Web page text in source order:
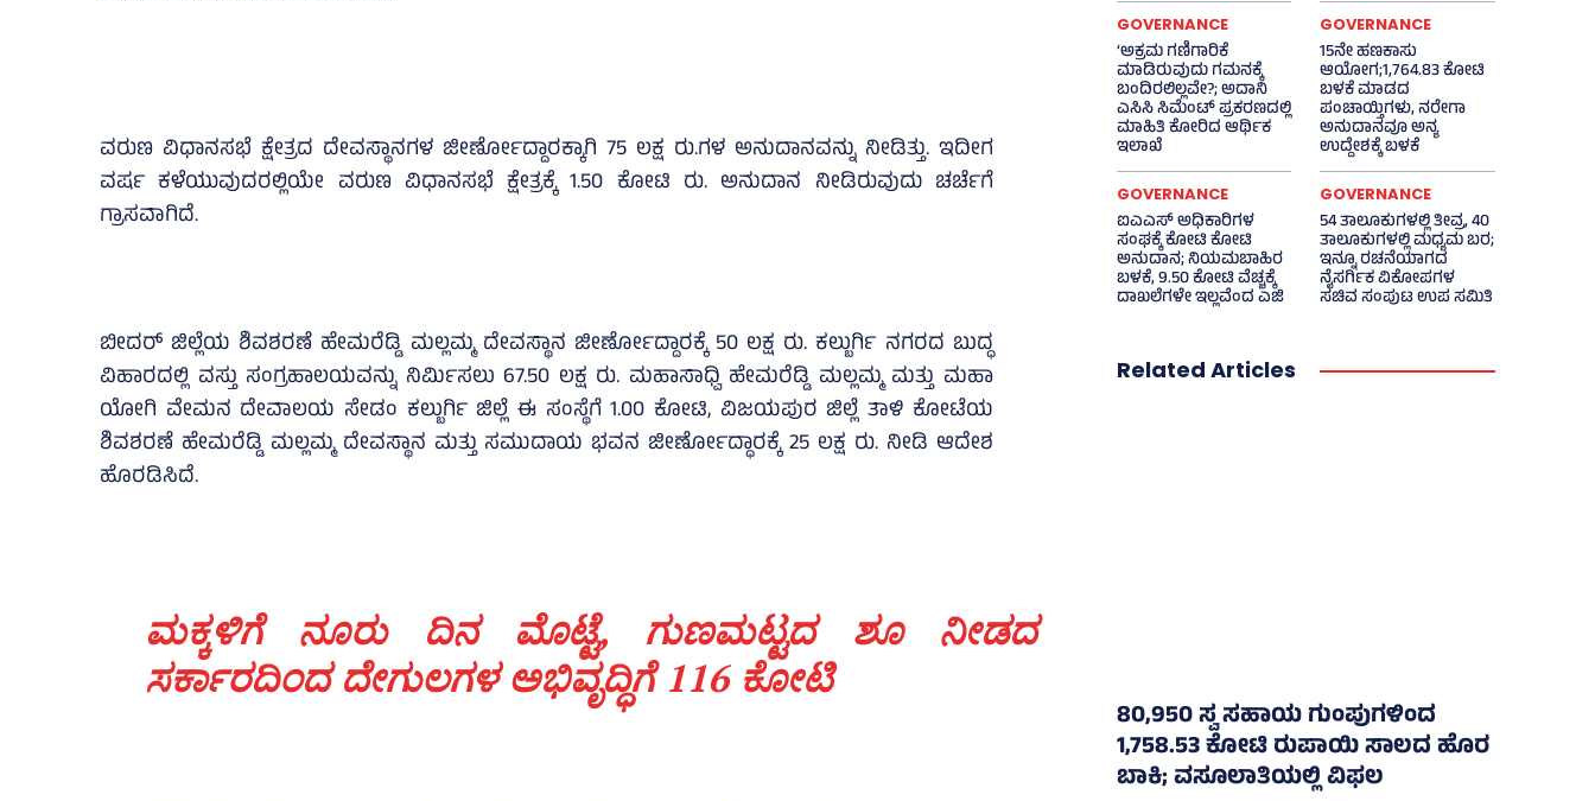
ವರುಣ ವಿಧಾನಸಭೆ ಕ್ಷೇತ್ರದ ದೇವಸ್ಥಾನಗಳ ಜೀರ್ಣೋದ್ದಾರಕ್ಕಾಗಿ 75 ಲಕ್ಷ ರು.ಗಳ ಅನುದಾನವನ್ನು ನೀಡಿತ್ತು. ಇದೀಗ
ವರ್ಷ ಕಳೆಯುವುದರಲ್ಲಿಯೇ ವರುಣ ವಿಧಾನಸಭೆ ಕ್ಷೇತ್ರಕ್ಕೆ 1.50 ಕೋಟಿ ರು. ಅನುದಾನ ನೀಡಿರುವುದು ಚರ್ಚೆಗೆ
ಗ್ರಾಸವಾಗಿದೆ.
ಬೀದರ್ ಜಿಲ್ಲೆಯ ಶಿವಶರಣೆ ಹೇಮರೆಡ್ಡಿ ಮಲ್ಲಮ್ಮ ದೇವಸ್ಥಾನ ಜೀರ್ಣೋದ್ದಾರಕ್ಕೆ 50 ಲಕ್ಷ ರು. ಕಲ್ಬುರ್ಗಿ ನಗರದ ಬುದ್ಧ
ವಿಹಾರದಲ್ಲಿ ವಸ್ತು ಸಂಗ್ರಹಾಲಯವನ್ನು ನಿರ್ಮಿಸಲು 67.50 ಲಕ್ಷ ರು. ಮಹಾಸಾಧ್ವಿ ಹೇಮರೆಡ್ಡಿ ಮಲ್ಲಮ್ಮ ಮತ್ತು ಮಹಾ
ಯೋಗಿ ವೇಮನ ದೇವಾಲಯ ಸೇಡಂ ಕಲ್ಬುರ್ಗಿ ಜಿಲ್ಲೆ ಈ ಸಂಸ್ಥೆಗೆ 1.00 ಕೋಟಿ, ವಿಜಯಪುರ ಜಿಲ್ಲೆ ತಾಳಿ ಕೋಟೆಯ
ಶಿವಶರಣೆ ಹೇಮರೆಡ್ಡಿ ಮಲ್ಲಮ್ಮ ದೇವಸ್ಥಾನ ಮತ್ತು ಸಮುದಾಯ ಭವನ ಜೀರ್ಣೋದ್ಧಾರಕ್ಕೆ 25 ಲಕ್ಷ ರು. ನೀಡಿ ಆದೇಶ
ಹೊರಡಿಸಿದೆ.
ಮಕ್ಕಳಿಗೆ ನೂರು ದಿನ ಮೊಟ್ಟೆ, ಗುಣಮಟ್ಟದ ಶೂ ನೀಡದ
ಸರ್ಕಾರದಿಂದ ದೇಗುಲಗಳ ಅಭಿವೃದ್ಧಿಗೆ 116 ಕೋಟಿ
GOVERNANCE
‘ಅಕ್ರಮ ಗಣಿಗಾರಿಕೆ
ಮಾಡಿರುವುದು ಗಮನಕ್ಕೆ
ಬಂದಿರಲಿಲ್ಲವೇ?; ಅದಾನಿ
ಎಸಿಸಿ ಸಿಮೆಂಟ್ ಪ್ರಕರಣದಲ್ಲಿ
ಮಾಹಿತಿ ಕೋರಿದ ಆರ್ಥಿಕ
ಇಲಾಖೆ
GOVERNANCE
15ನೇ ಹಣಕಾಸು
ಆಯೋಗ;1,764.83 ಕೋಟಿ
ಬಳಕೆ ಮಾಡದ
ಪಂಚಾಯ್ತಿಗಳು, ನರೇಗಾ
ಅನುದಾನವೂ ಅನ್ಯ
ಉದ್ದೇಶಕ್ಕೆ ಬಳಕೆ
GOVERNANCE
ಐಎಎಸ್‌ ಅಧಿಕಾರಿಗಳ
ಸಂಘಕ್ಕೆ ಕೋಟಿ ಕೋಟಿ
ಅನುದಾನ; ನಿಯಮಬಾಹಿರ
ಬಳಕೆ, 9.50 ಕೋಟಿ ವೆಚ್ಚಕ್ಕೆ
ದಾಖಲೆಗಳೇ ಇಲ್ಲವೆಂದ ಎಜಿ
GOVERNANCE
54 ತಾಲೂಕುಗಳಲ್ಲಿ ತೀವ್ರ, 40
ತಾಲೂಕುಗಳಲ್ಲಿ ಮಧ್ಯಮ ಬರ;
ಇನ್ನೂ ರಚನೆಯಾಗದ
ನೈಸರ್ಗಿಕ ವಿಕೋಪಗಳ
ಸಚಿವ ಸಂಪುಟ ಉಪ ಸಮಿತಿ
Related Articles
80,950 ಸ್ವ ಸಹಾಯ ಗುಂಪುಗಳಿಂದ
1,758.53 ಕೋಟಿ ರುಪಾಯಿ ಸಾಲದ ಹೊರ
ಬಾಕಿ; ವಸೂಲಾತಿಯಲ್ಲಿ ವಿಫಲ